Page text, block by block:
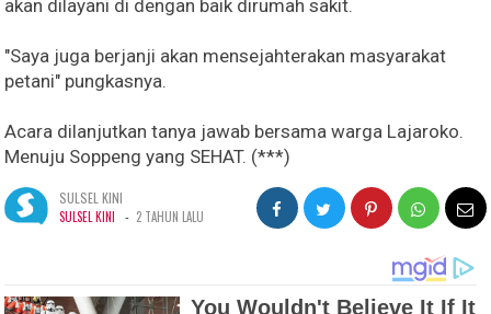
akan dilayani di dengan baik dirumah sakit.
"Saya juga berjanji akan mensejahterakan masyarakat
petani" pungkasnya.
Acara dilanjutkan tanya jawab bersama warga Lajaroko.
Menuju Soppeng yang SEHAT. (***)
SULSEL KINI
SULSEL KINI - 2 TAHUN LALU